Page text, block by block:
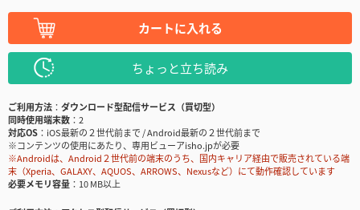
カートに入れる
ちょっと立ち読み
ご利用方法
ダウンロード型配信サービス（買切型）
同時使用端末数
2
対応OS
iOS最新の２世代前まで / Android最新の２世代前まで
※コンテンツの使用にあたり、専用ビューアisho.jpが必要
※Androidは、Android２世代前の端末のうち、国内キャリア経由で販売されている端
末（Xperia、GALAXY、AQUOS、ARROWS、Nexusなど）にて動作確認しています
必要メモリ容量
10 MB以上